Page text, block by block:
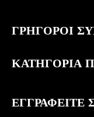
ΓΡΗΓΟΡΟΙ
ΚΑΤΗΓΟΡΙΑ
ΕΓΓΡΑΦΕΙΤΕ